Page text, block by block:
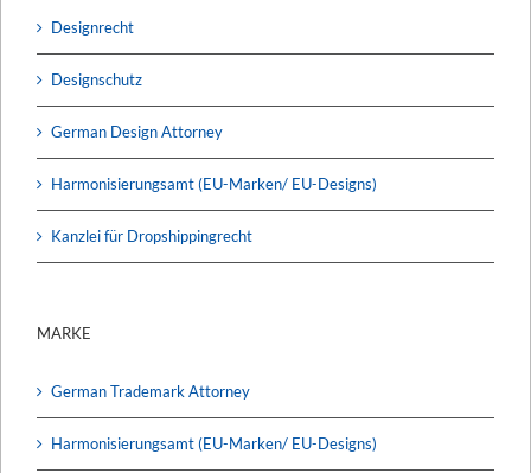
Designrecht
Designschutz
German Design Attorney
Harmonisierungsamt (EU-Marken/ EU-Designs)
Kanzlei für Dropshippingrecht
MARKE
German Trademark Attorney
Harmonisierungsamt (EU-Marken/ EU-Designs)